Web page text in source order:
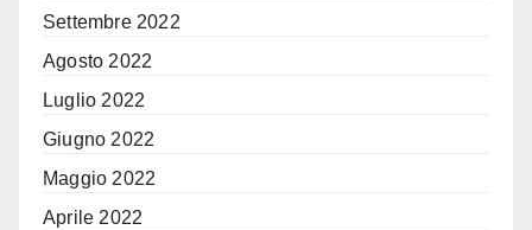
Settembre 2022
Agosto 2022
Luglio 2022
Giugno 2022
Maggio 2022
Aprile 2022